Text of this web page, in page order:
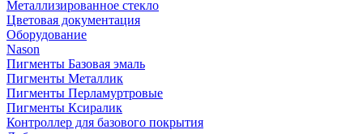
Металлизированное стекло
Цветовая документация
Оборудование
Nason
Пигменты Базовая эмаль
Пигменты Металлик
Пигменты Перламуртровые
Пигменты Ксиралик
Контроллер для базового покрытия